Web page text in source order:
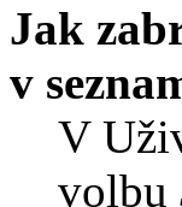
Jak
v
V
volbu